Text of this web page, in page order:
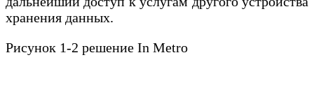
хранения данных.
Рисунок 1-2 решение In Metro